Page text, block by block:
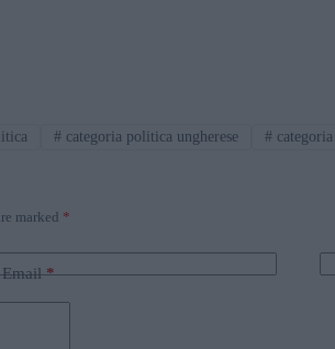
# categoria politica ungherese #
marked *
Email*